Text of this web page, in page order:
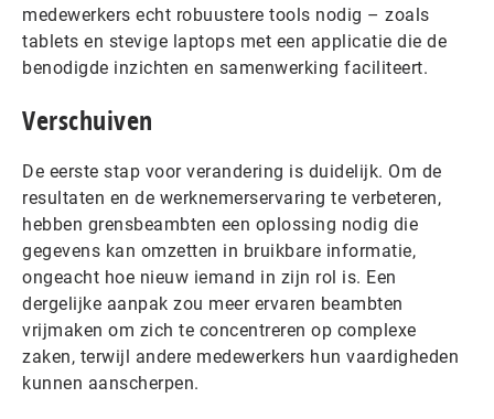
medewerkers echt robuustere tools nodig – zoals
tablets en stevige laptops met een applicatie die de
benodigde inzichten en samenwerking faciliteert.
Verschuiven
De eerste stap voor verandering is duidelijk. Om de
resultaten en de werknemerservaring te verbeteren,
hebben grensbeambten een oplossing nodig die
gegevens kan omzetten in bruikbare informatie,
ongeacht hoe nieuw iemand in zijn rol is. Een
dergelijke aanpak zou meer ervaren beambten
vrijmaken om zich te concentreren op complexe
zaken, terwijl andere medewerkers hun vaardigheden
kunnen aanscherpen.